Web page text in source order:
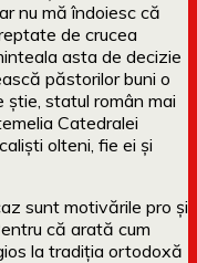
nu mă îndoiesc că
de crucea
asta de decizie
păstorilor buni o
știe, statul român mai
Catedralei
olteni, fie ei și
sunt motivările pro și
că arată cum
la tradiția ortodoxă